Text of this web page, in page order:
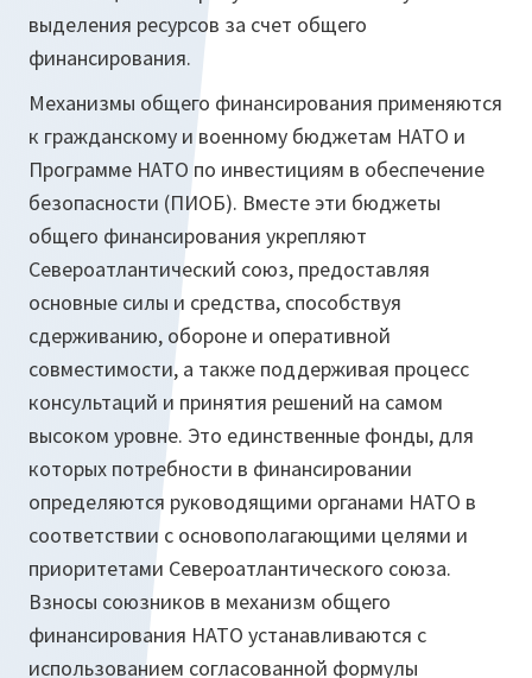
выделения ресурсов за счет общего
финансирования.
Механизмы общего финансирования применяются
к гражданскому и военному бюджетам НАТО и
Программе НАТО по инвестициям в обеспечение
безопасности (ПИОБ). Вместе эти бюджеты
общего финансирования укрепляют
Североатлантический союз, предоставляя
основные силы и средства, способствуя
сдерживанию, обороне и оперативной
совместимости, а также поддерживая процесс
консультаций и принятия решений на самом
высоком уровне. Это единственные фонды, для
которых потребности в финансировании
определяются руководящими органами НАТО в
соответствии с основополагающими целями и
приоритетами Североатлантического союза.
Взносы союзников в механизм общего
финансирования НАТО устанавливаются с
использованием согласованной формулы